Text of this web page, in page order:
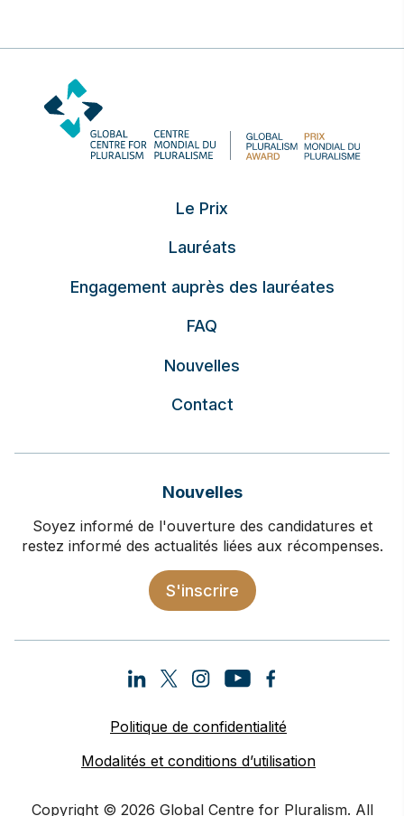
Le Prix
Lauréats
Engagement auprès des lauréates
FAQ
Nouvelles
Contact
Nouvelles
Soyez informé de l'ouverture des candidatures et
restez informé des actualités liées aux récompenses.
S'inscrire
Politique de confidentialité
Modalités et conditions d’utilisation
Copyright © 2026 Global Centre for Pluralism. All